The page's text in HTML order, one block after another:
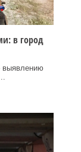
в город
выявлению